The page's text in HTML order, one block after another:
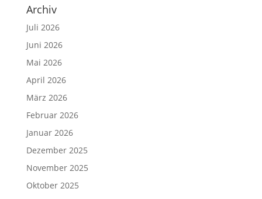
Archiv
Juli 2026
Juni 2026
Mai 2026
April 2026
März 2026
Februar 2026
Januar 2026
Dezember 2025
November 2025
Oktober 2025